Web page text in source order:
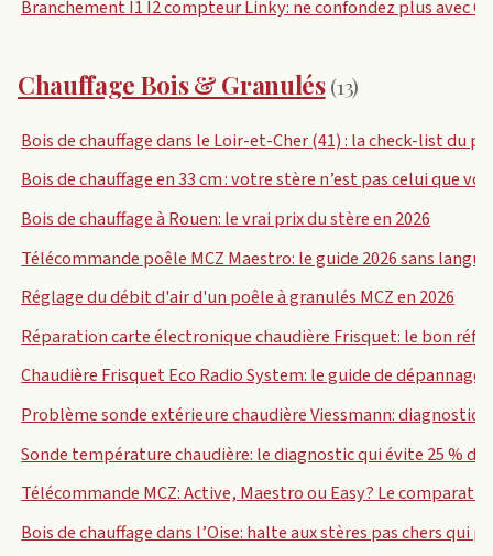
Branchement I1 I2 compteur Linky: ne confondez plus avec C1
Chauffage Bois & Granulés (13)
Bois de chauffage dans le Loir-et-Cher (41) : la check-list du
Bois de chauffage en 33 cm : votre stère n’est pas celui que
Bois de chauffage à Rouen: le vrai prix du stère en 2026
Télécommande poêle MCZ Maestro: le guide 2026 sans
Réglage du débit d'air d'un poêle à granulés MCZ en 2026
Réparation carte électronique chaudière Frisquet: le bon
Chaudière Frisquet Eco Radio System: le guide de
Problème sonde extérieure chaudière Viessmann: diagnostic
Sonde température chaudière: le diagnostic qui évite 25 %
Télécommande MCZ: Active, Maestro ou Easy? Le comparatif
Bois de chauffage dans l’Oise: halte aux stères pas chers qui